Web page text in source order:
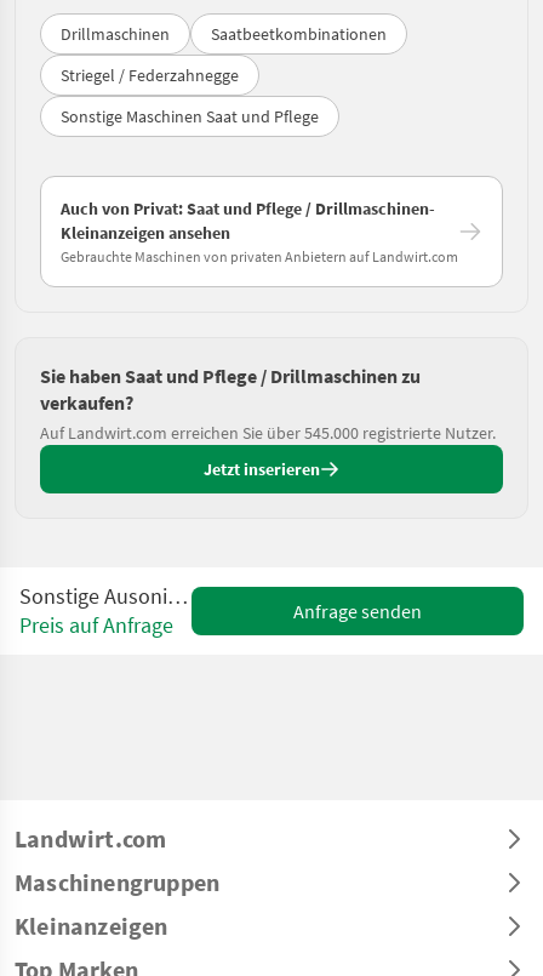
Drillmaschinen
Saatbeetkombinationen
Striegel / Federzahnegge
Sonstige Maschinen Saat und Pflege
Auch von Privat: Saat und Pflege / Drillmaschinen-
Kleinanzeigen ansehen
Gebrauchte Maschinen von privaten Anbietern auf Landwirt.com
Sie haben Saat und Pflege / Drillmaschinen zu
verkaufen?
Auf Landwirt.com erreichen Sie über 545.000 registrierte Nutzer.
Jetzt inserieren
Sonstige Ausonia 225 a dischi
Preis auf Anfrage
Anfrage senden
Landwirt.com
Maschinengruppen
Kleinanzeigen
Top Marken